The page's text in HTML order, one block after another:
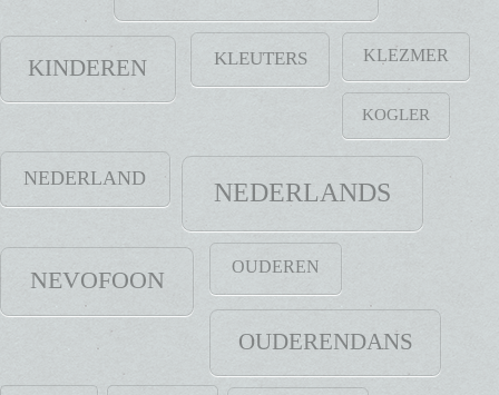
KINDEREN KLEUTERS KLEZMER
KOGLER
NEDERLAND NEDERLANDS
NEVOFOON OUDEREN
OUDERENDANS